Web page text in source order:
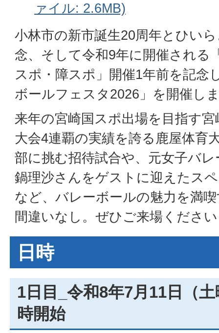
ァイル: 2.6MB)
小林市の新市誕生20周年とひい
念、そして令和9年に開催される
スポ・障スポ」開催1年前を記念
ボールフェスタ2026」を開催し
来年の宮崎国スポ出場を目指す
大会4連覇の実績を誇る鹿屋体育
部に挑む招待試合や、元女子バ
鍋理沙さんをゲストに迎えたス
など、バレーボールの魅力を満
間違いなし。ぜひご来場くださ
日時
1日目_令和8年7月11日（
時開始